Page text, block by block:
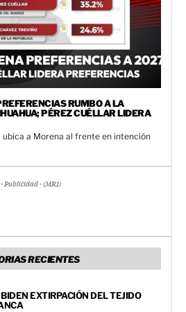
RUMBO A LA
PÉREZ CUÉLLAR LIDERA
ubica a Morena al frente en intención
- Publicidad - (MR1)
RECIENTES
EXTIRPACIÓN DEL TEJIDO